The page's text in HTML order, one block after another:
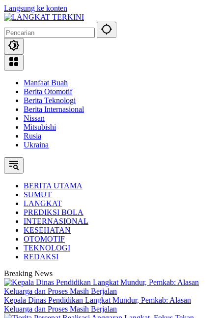
Langsung ke konten
Manfaat Buah
Berita Otomotif
Berita Teknologi
Berita Internasional
Nissan
Mitsubishi
Rusia
Ukraina
BERITA UTAMA
SUMUT
LANGKAT
PREDIKSI BOLA
INTERNASIONAL
KESEHATAN
OTOMOTIF
TEKNOLOGI
REDAKSI
Breaking News
Kepala Dinas Pendidikan Langkat Mundur, Pemkab: Alasan
Keluarga dan Proses Masih Berjalan